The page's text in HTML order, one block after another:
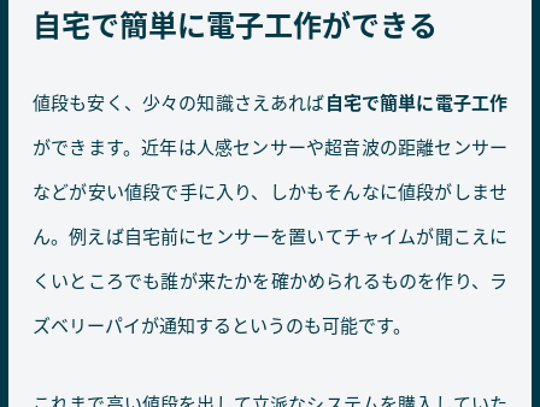
自宅で簡単に電子工作ができる
値段も安く、少々の知識さえあれば自宅で簡単に電子工作
ができます。近年は人感センサーや超音波の距離センサー
などが安い値段で手に入り、しかもそんなに値段がしませ
ん。例えば自宅前にセンサーを置いてチャイムが聞こえに
くいところでも誰が来たかを確かめられるものを作り、ラ
ズベリーパイが通知するというのも可能です。